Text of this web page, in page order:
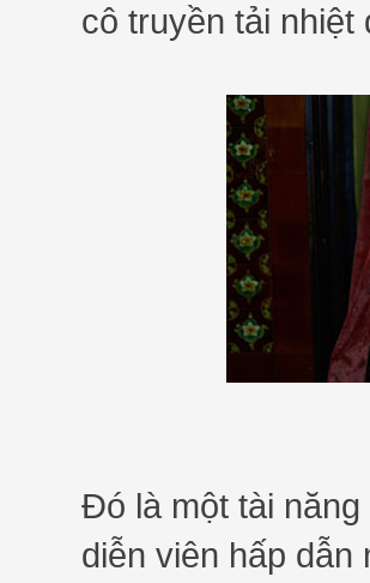
cô truyền tải nhiệt
Đó là một tài
diễn viên hấp